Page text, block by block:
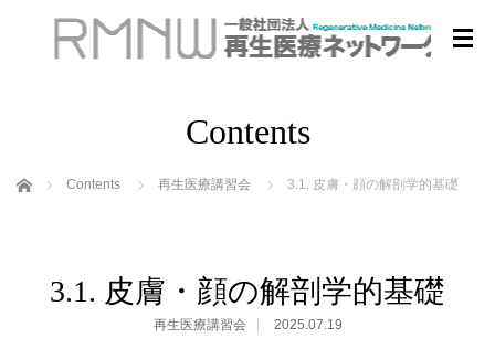
Contents
ホーム Contents 再生医療講習会 3.1. 皮膚・顔の解剖学的基礎
3.1. 皮膚・顔の解剖学的基礎
再生医療講習会 2025.07.19